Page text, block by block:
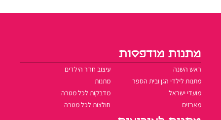
מתנות מודפסות
ראש השנה
עיצוב חדר הילדים
מתנות לילדי הגן ובית הספר
מתנות
מועדי ישראל
מדבקות לכל מטרה
מארזים
חולצות לכל מטרה